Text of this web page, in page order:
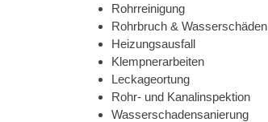
Rohrreinigung
Rohrbruch & Wasserschäden
Heizungsausfall
Klempnerarbeiten
Leckageortung
Rohr- und Kanalinspektion
Wasserschadensanierung